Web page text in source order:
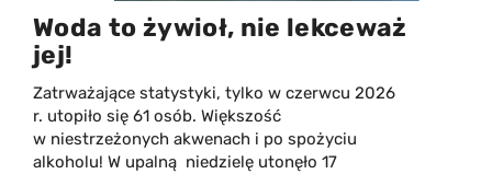
Woda to żywioł, nie lekceważ
jej!
Zatrważające statystyki, tylko w czerwcu 2026
r. utopiło się 61 osób. Większość
w niestrzeżonych akwenach i po spożyciu
alkoholu! W upalną niedzielę utonęło 17